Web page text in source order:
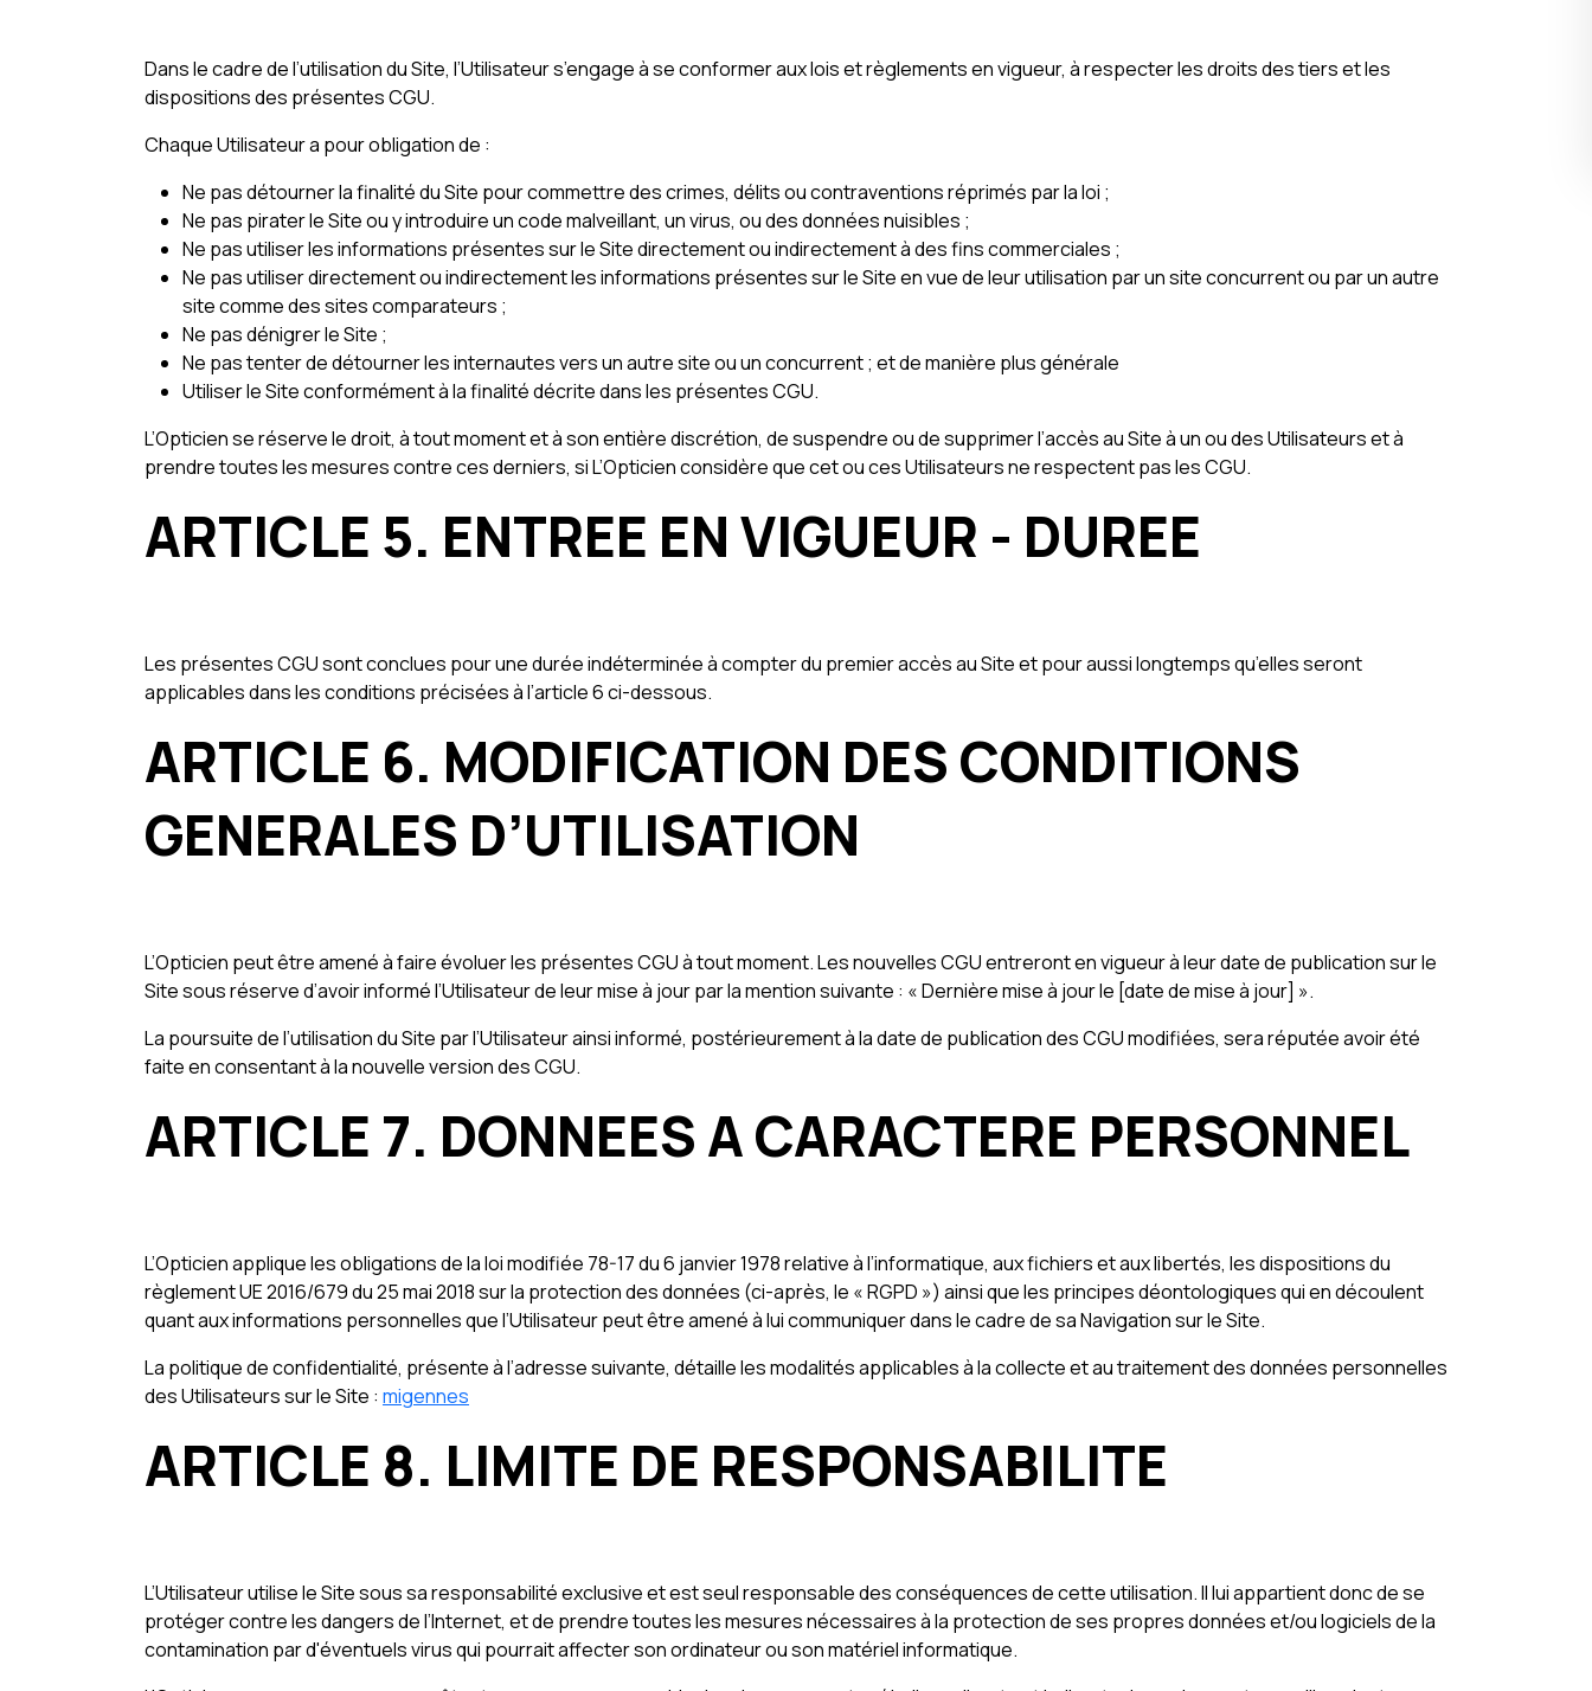
Dans le cadre de l’utilisation du Site, l’Utilisateur s’engage à se conformer aux lois et règlements en vigueur, à respecter les droits des tiers et les
dispositions des présentes CGU.
Chaque Utilisateur a pour obligation de :
Ne pas détourner la finalité du Site pour commettre des crimes, délits ou contraventions réprimés par la loi ;
Ne pas pirater le Site ou y introduire un code malveillant, un virus, ou des données nuisibles ;
Ne pas utiliser les informations présentes sur le Site directement ou indirectement à des fins commerciales ;
Ne pas utiliser directement ou indirectement les informations présentes sur le Site en vue de leur utilisation par un site concurrent ou par un autre
site comme des sites comparateurs ;
Ne pas dénigrer le Site ;
Ne pas tenter de détourner les internautes vers un autre site ou un concurrent ; et de manière plus générale
Utiliser le Site conformément à la finalité décrite dans les présentes CGU.
L’Opticien se réserve le droit, à tout moment et à son entière discrétion, de suspendre ou de supprimer l’accès au Site à un ou des Utilisateurs et à
prendre toutes les mesures contre ces derniers, si L’Opticien considère que cet ou ces Utilisateurs ne respectent pas les CGU.
ARTICLE 5. ENTREE EN VIGUEUR - DUREE
Les présentes CGU sont conclues pour une durée indéterminée à compter du premier accès au Site et pour aussi longtemps qu’elles seront
applicables dans les conditions précisées à l’article 6 ci-dessous.
ARTICLE 6. MODIFICATION DES CONDITIONS
GENERALES D’UTILISATION
L’Opticien peut être amené à faire évoluer les présentes CGU à tout moment. Les nouvelles CGU entreront en vigueur à leur date de publication sur le
Site sous réserve d’avoir informé l’Utilisateur de leur mise à jour par la mention suivante : « Dernière mise à jour le [date de mise à jour] ».
La poursuite de l’utilisation du Site par l’Utilisateur ainsi informé, postérieurement à la date de publication des CGU modifiées, sera réputée avoir été
faite en consentant à la nouvelle version des CGU.
ARTICLE 7. DONNEES A CARACTERE PERSONNEL
L’Opticien applique les obligations de la loi modifiée 78-17 du 6 janvier 1978 relative à l’informatique, aux fichiers et aux libertés, les dispositions du
règlement UE 2016/679 du 25 mai 2018 sur la protection des données (ci-après, le « RGPD ») ainsi que les principes déontologiques qui en découlent
quant aux informations personnelles que l’Utilisateur peut être amené à lui communiquer dans le cadre de sa Navigation sur le Site.
La politique de confidentialité, présente à l’adresse suivante, détaille les modalités applicables à la collecte et au traitement des données personnelles
des Utilisateurs sur le Site : migennes
ARTICLE 8. LIMITE DE RESPONSABILITE
L’Utilisateur utilise le Site sous sa responsabilité exclusive et est seul responsable des conséquences de cette utilisation. Il lui appartient donc de se
protéger contre les dangers de l’Internet, et de prendre toutes les mesures nécessaires à la protection de ses propres données et/ou logiciels de la
contamination par d'éventuels virus qui pourrait affecter son ordinateur ou son matériel informatique.